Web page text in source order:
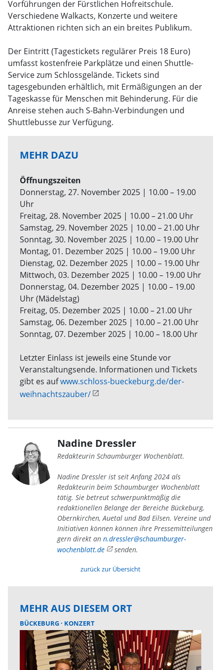
Vorführungen der Fürstlichen Hofreitschule.
Verschiedene Walkacts, Konzerte und weitere
Attraktionen richten sich an ein breites Publikum.
Der Eintritt (Tagestickets regulärer Preis 18 Euro)
umfasst kostenfreie Parkplätze und einen Shuttle-
Service zum Schlossgelände. Tickets sind
tagesgebunden erhältlich, mit Ermäßigungen an der
Tageskasse für Menschen mit Behinderung. Für die
Anreise stehen auch S-Bahn-Verbindungen und
Shuttlebusse zur Verfügung.
MEHR DAZU
Öffnungszeiten
Donnerstag, 27. November 2025 | 10.00 – 19.00
Uhr
Freitag, 28. November 2025 | 10.00 – 21.00 Uhr
Samstag, 29. November 2025 | 10.00 – 21.00 Uhr
Sonntag, 30. November 2025 | 10.00 – 19.00 Uhr
Montag, 01. Dezember 2025 | 10.00 – 19.00 Uhr
Dienstag, 02. Dezember 2025 | 10.00 – 19.00 Uhr
Mittwoch, 03. Dezember 2025 | 10.00 – 19.00 Uhr
Donnerstag, 04. Dezember 2025 | 10.00 – 19.00
Uhr (Mädelstag)
Freitag, 05. Dezember 2025 | 10.00 – 21.00 Uhr
Samstag, 06. Dezember 2025 | 10.00 – 21.00 Uhr
Sonntag, 07. Dezember 2025 | 10.00 – 18.00 Uhr
Letzter Einlass ist jeweils eine Stunde vor
Veranstaltungsende. Informationen und Tickets
gibt es aufwww.schloss-bueckeburg.de/der-
weihnachtszauber/
Nadine Dressler
Redakteurin Schaumburger Wochenblatt.
Nadine Dressler ist seit Anfang 2024 als
Redakteurin beim Schaumburger Wochenblatt
tätig. Sie betreut schwerpunktmäßig die
redaktionellen Belange der Bereiche Bückeburg,
Obernkirchen, Auetal und Bad Eilsen. Vereine und
Initiativen können können ihre Pressemitteilungen
gern direkt an n.dressler@schaumburger-
wochenblatt.de
senden.
zurück zur Übersicht
MEHR AUS DIESEM ORT
BÜCKEBURG KONZERT